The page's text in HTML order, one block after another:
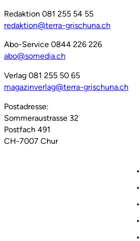
Redaktion 081 255 54 55
redaktion@terra-grischuna.ch
Abo-Service 0844 226 226
abo@somedia.ch
Verlag 081 255 50 65
magazinverlag@terra-grischuna.ch
Postadresse:
Sommeraustrasse 32
Postfach 491
CH-7007 Chur